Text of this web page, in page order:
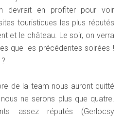
devrait en profiter pour voir
touristiques les plus réputés
et le château. Le soir, on verra
que les précédentes soirées !
de la team nous auront quitté
ne serons plus que quatre.
assez réputés (Gerlocsy